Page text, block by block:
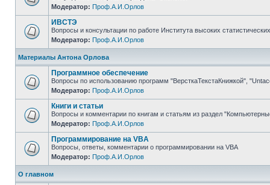
Модератор: Проф.А.И.Орлов
ИВСТЭ
Вопросы и консультации по работе Института высоких
Модератор: Проф.А.И.Орлов
Материалы Антона Орлова
Программное обеспечение
Вопросы по использованию программ "ВерсткаТекстаКнижкой",
Модератор: Проф.А.И.Орлов
Книги и статьи
Вопросы и комментарии по книгам и статьям из раздел
Модератор: Проф.А.И.Орлов
Программирование на VBA
Вопросы, ответы, комментарии о программировании на VBA
Модератор: Проф.А.И.Орлов
О главном